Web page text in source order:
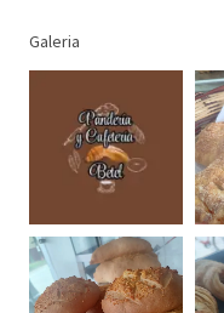
Galeria